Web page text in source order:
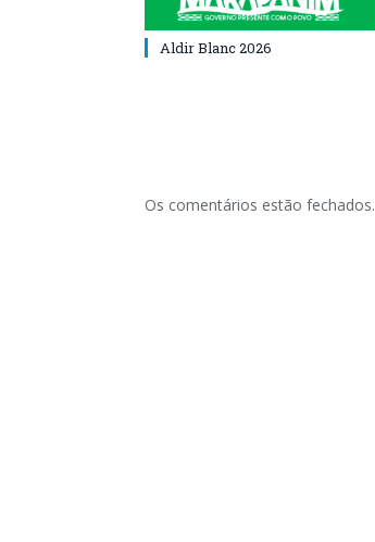
Aldir Blanc 2026
Os comentários estão fechados.